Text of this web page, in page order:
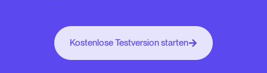
Kostenlose Testversion starten